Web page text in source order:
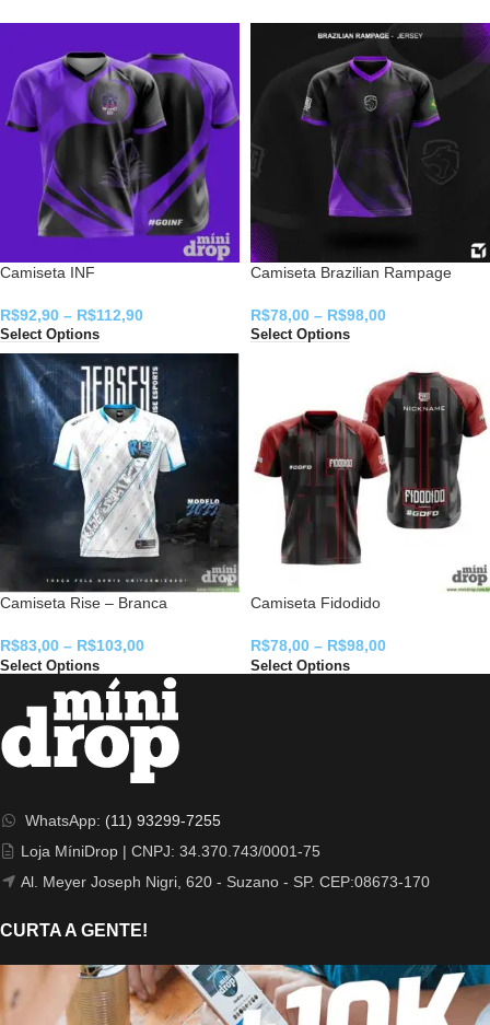
Camiseta INF
R$92,90 – R$112,90
Select Options
Camiseta Brazilian Rampage
R$78,00 – R$98,00
Select Options
Camiseta Rise – Branca
R$83,00 – R$103,00
Select Options
Camiseta Fidodido
R$78,00 – R$98,00
Select Options
WhatsApp: (11) 93299-7255
Loja MíniDrop | CNPJ: 34.370.743/0001-75
Al. Meyer Joseph Nigri, 620 - Suzano - SP. CEP:08673-170
CURTA A GENTE!